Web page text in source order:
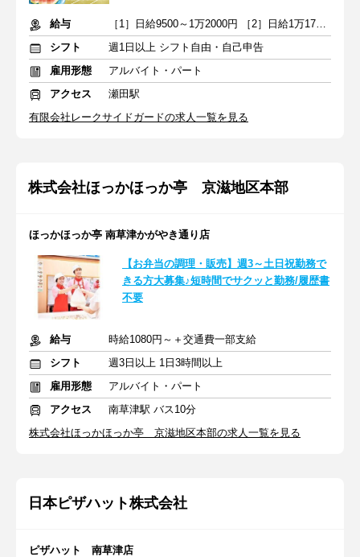
給与
［1］日給9500～1万2000円 ［2］日給1万1750～1万4375円＋交通費
シフト
週1日以上 シフト自由・自己申告
雇用形態
アルバイト・パート
アクセス
瀬田駅
有限会社レークサイドガードの求人一覧を見る
株式会社ほっかほっか亭 京滋地区本部
ほっかほっか亭 南草津かがやき通り店
【お弁当の調理・販売】週3～土日祝勤務で
きる方大募集♪短時間でサクッと勤務/履歴書
不要
給与
時給1080円～＋交通費一部支給
シフト
週3日以上 1日3時間以上
雇用形態
アルバイト・パート
アクセス
南草津駅 バス10分
株式会社ほっかほっか亭 京滋地区本部の求人一覧を見る
日本ピザハット株式会社
ピザハット 南草津店